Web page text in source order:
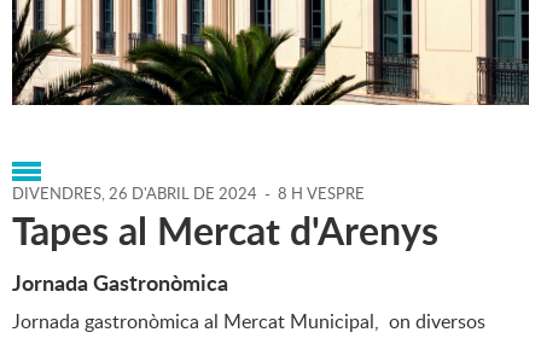
Portada > Regidories > Promoció Econòmica i
Comerç > Agenda > 26-04-2024
DIVENDRES,26 D'ABRIL DE 2024 - 8 H VESPRE
Tapes al Mercat d'Arenys
Jornada Gastronòmica
Jornada gastronòmica al Mercat Municipal, on diversos